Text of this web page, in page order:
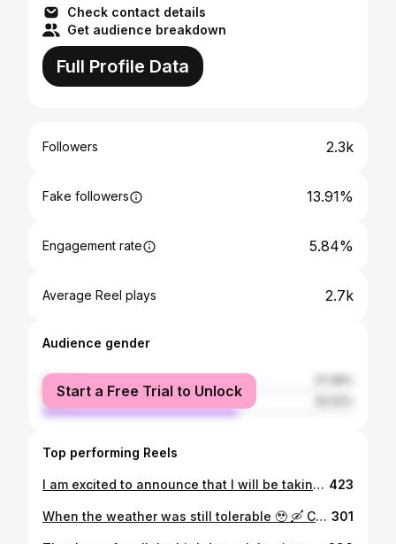
Check contact details
Get audience breakdown
Full Profile Data
Followers 2.3k
Fake followers 13.91%
Engagement rate 5.84%
Average Reel plays 2.7k
Audience gender
female
male
Start a Free Trial to Unlock
Top performing Reels
I am excited to announce that I will be taking on a new role as a Golf Professional at the Hong Kong Golf Club. During my time at the American Club, I’d like to thank for the team’s ongoing support and trust in me, allowing me to set up a new golf program, hosting new golf events and delivering golf lessons. I would also like to thank my managers and colleagues for being so patient and helpful. I cannot wait to see where this next chapter of my career will take me, and to grow and learn within this new role. 423
When the weather was still tolerable 🥹 🛶 Call me boat boy ⚓️ 301